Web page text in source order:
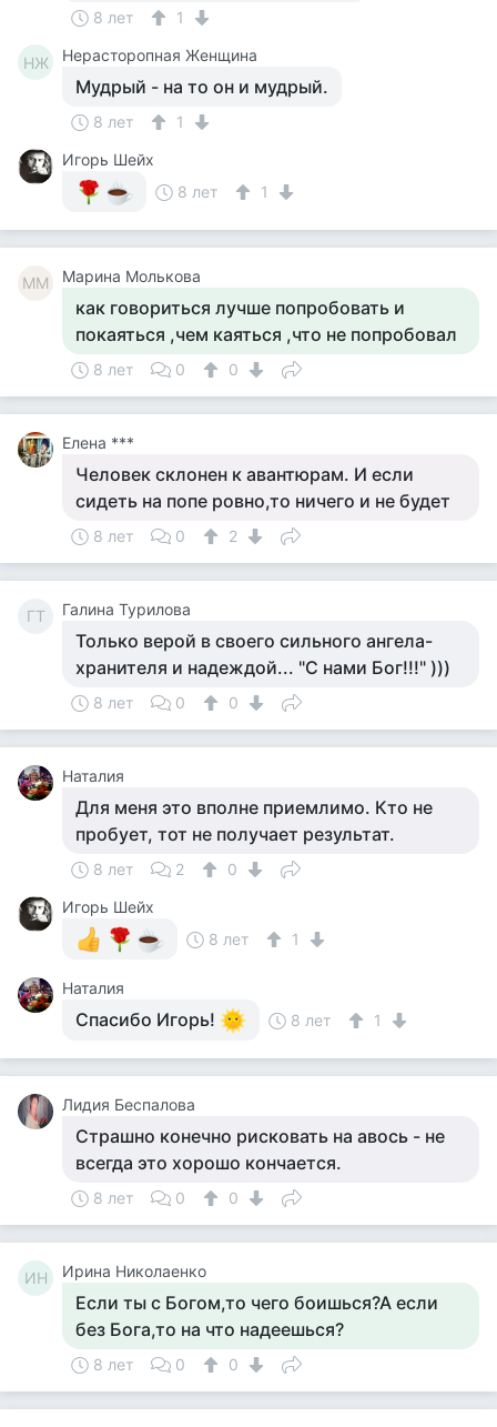
8 лет 1
НЖ Нерасторопная Женщина
Мудрый - на то он и мудрый.
8 лет
1
Игорь Шейх
8 лет
1
ММ Марина Молькова
как говориться лучше попробовать и
покаяться ,чем каяться ,что не попробовал
8 лет 0 0
Елена ***
Человек склонен к авантюрам. И если
сидеть на попе ровно,то ничего и не будет
8 лет 0 2
ГТ Галина Турилова
Только верой в своего сильного ангела-
хранителя и надеждой... "С нами Бог!!!" )))
8 лет 0 0
Наталия
Для меня это вполне приемлимо. Кто не
пробует, тот не получает результат.
8 лет 2
0
Игорь Шейх
8 лет
1
Наталия
Спасибо Игорь! 8 лет 1
Лидия Беспалова
Страшно конечно рисковать на авось - не
всегда это хорошо кончается.
8 лет 0 0
ИН Ирина Николаенко
Если ты с Богом,то чего боишься?А если
без Бога,то на что надеешься?
8 лет 0 0